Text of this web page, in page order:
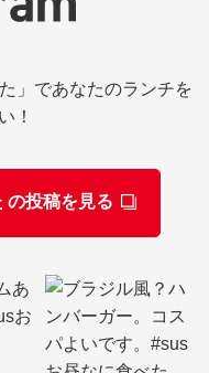
」であなたのランチを
！
の投稿を見る